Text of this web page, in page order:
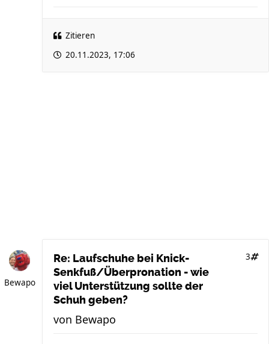
Zitieren
20.11.2023, 17:06
Bewapo
Re: Laufschuhe bei Knick-
Senkfuß/Überpronation - wie
viel Unterstützung sollte der
Schuh geben?
3
von Bewapo